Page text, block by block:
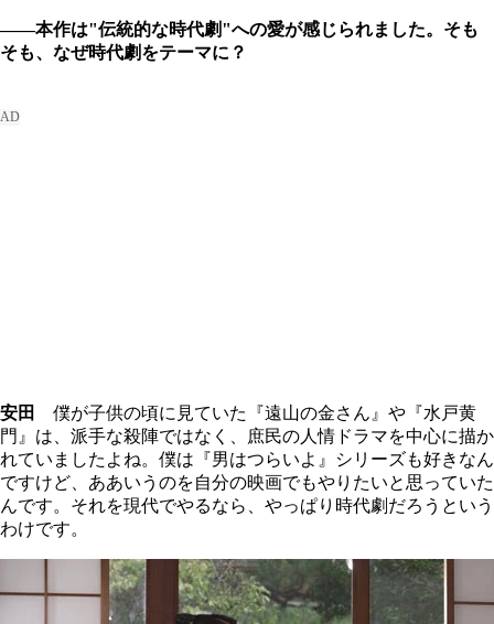
――本作は"伝統的な時代劇"への愛が感じられました。そも
そも、なぜ時代劇をテーマに？
安田
僕が子供の頃に見ていた『遠山の金さん』や『水戸黄
門』は、派手な殺陣ではなく、庶民の人情ドラマを中心に描か
れていましたよね。僕は『男はつらいよ』シリーズも好きなん
ですけど、ああいうのを自分の映画でもやりたいと思っていた
んです。それを現代でやるなら、やっぱり時代劇だろうという
わけです。